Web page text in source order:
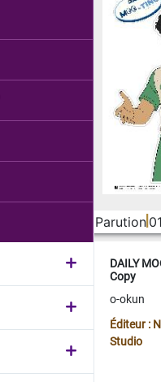
Parution
DAILY
Copy
o-okun
Éditeur :
Studio